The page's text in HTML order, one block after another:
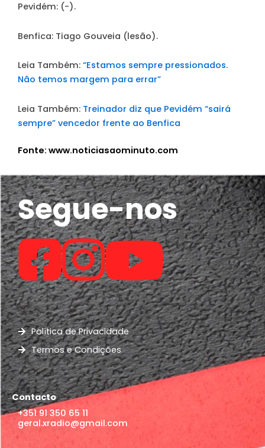
Pevidém: (-).
Benfica: Tiago Gouveia (lesão).
Leia Também: “Estamos sempre pressionados.
Não temos margem para errar”
Leia Também: Treinador diz que Pevidém “sairá
sempre” vencedor frente ao Benfica
Fonte: www.noticiasaominuto.com
Segue-nos
Política de Privacidade
Termos e Condições
Contacto
+351 91 350 65 11
geral.xradio@gmail.com